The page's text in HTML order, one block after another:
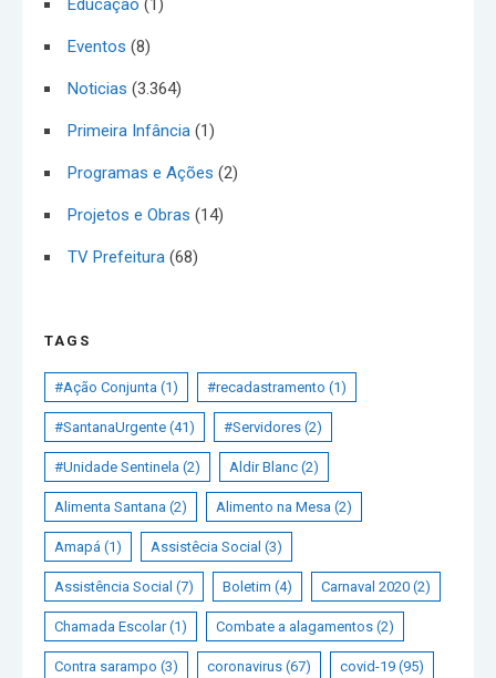
Educação (1)
Eventos (8)
Noticias (3.364)
Primeira Infância (1)
Programas e Ações (2)
Projetos e Obras (14)
TV Prefeitura (68)
TAGS
#Ação Conjunta (1) #recadastramento (1)
#SantanaUrgente (41) #Servidores (2)
#Unidade Sentinela (2) Aldir Blanc (2)
Alimenta Santana (2) Alimento na Mesa (2)
Amapá (1) Assistêcia Social (3)
Assistência Social (7) Boletim (4) Carnaval 2020 (2)
Chamada Escolar(1) Combate a alagamentos (2)
Contra sarampo (3) coronavirus (67) covid-19 (95)